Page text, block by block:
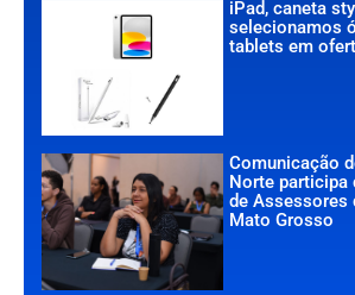
iPad, caneta
selecionamos
tablets em
Comunicação
Norte participa
de Assessores
Mato Grosso